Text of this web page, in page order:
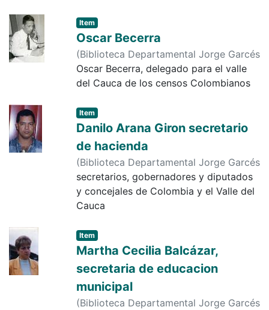
Item
Oscar Becerra
(Biblioteca Departamental Jorge Garcés
Borrero,2000)Diario Occidente
Oscar Becerra, delegado para el valle
del Cauca de los censos Colombianos
Item
Danilo Arana Giron secretario
de hacienda
(Biblioteca Departamental Jorge Garcés
Borrero,1998-01-09)Diario Occidente
secretarios, gobernadores y diputados
y concejales de Colombia y el Valle del
Cauca
Item
Martha Cecilia Balcázar,
secretaria de educacion
municipal
(Biblioteca Departamental Jorge Garcés